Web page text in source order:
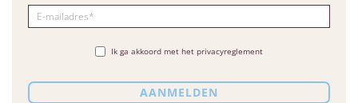
Ik ga akkoord met het privacyreglement